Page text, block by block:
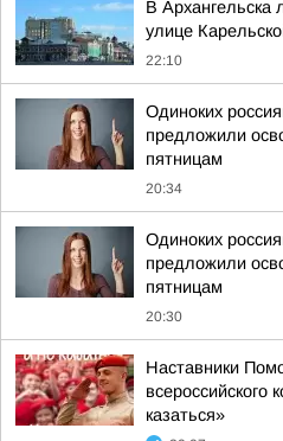
В Архангельска
улице
22:10
Одиноких
предложили
пятницам
20:34
Одиноких
предложили
пятницам
20:30
Наставники
всероссийского
казаться»